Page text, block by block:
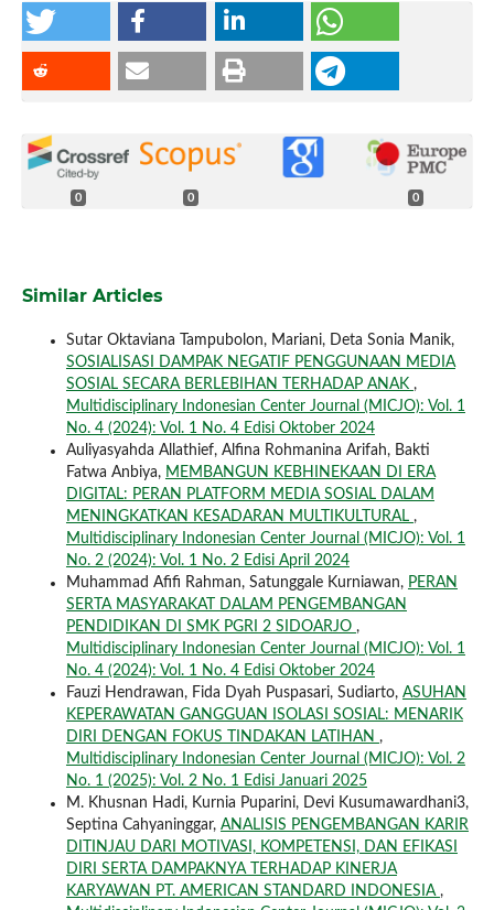
0 0 0
Similar Articles
Sutar Oktaviana Tampubolon, Mariani, Deta Sonia Manik,
SOSIALISASI DAMPAK NEGATIF PENGGUNAAN MEDIA
SOSIAL SECARA BERLEBIHAN TERHADAP ANAK ,
Multidisciplinary Indonesian Center Journal (MICJO): Vol. 1
No. 4 (2024): Vol. 1 No. 4 Edisi Oktober 2024
Auliyasyahda Allathief, Alfina Rohmanina Arifah, Bakti
Fatwa Anbiya, MEMBANGUN KEBHINEKAAN DI ERA
DIGITAL: PERAN PLATFORM MEDIA SOSIAL DALAM
MENINGKATKAN KESADARAN MULTIKULTURAL ,
Multidisciplinary Indonesian Center Journal (MICJO): Vol. 1
No. 2 (2024): Vol. 1 No. 2 Edisi April 2024
Muhammad Afifi Rahman, Satunggale Kurniawan, PERAN
SERTA MASYARAKAT DALAM PENGEMBANGAN
PENDIDIKAN DI SMK PGRI 2 SIDOARJO ,
Multidisciplinary Indonesian Center Journal (MICJO): Vol. 1
No. 4 (2024): Vol. 1 No. 4 Edisi Oktober 2024
Fauzi Hendrawan, Fida Dyah Puspasari, Sudiarto, ASUHAN
KEPERAWATAN GANGGUAN ISOLASI SOSIAL: MENARIK
DIRI DENGAN FOKUS TINDAKAN LATIHAN ,
Multidisciplinary Indonesian Center Journal (MICJO): Vol. 2
No. 1 (2025): Vol. 2 No. 1 Edisi Januari 2025
M. Khusnan Hadi, Kurnia Puparini, Devi Kusumawardhani3,
Septina Cahyaninggar, ANALISIS PENGEMBANGAN KARIR
DITINJAU DARI MOTIVASI, KOMPETENSI, DAN EFIKASI
DIRI SERTA DAMPAKNYA TERHADAP KINERJA
KARYAWAN PT. AMERICAN STANDARD INDONESIA ,